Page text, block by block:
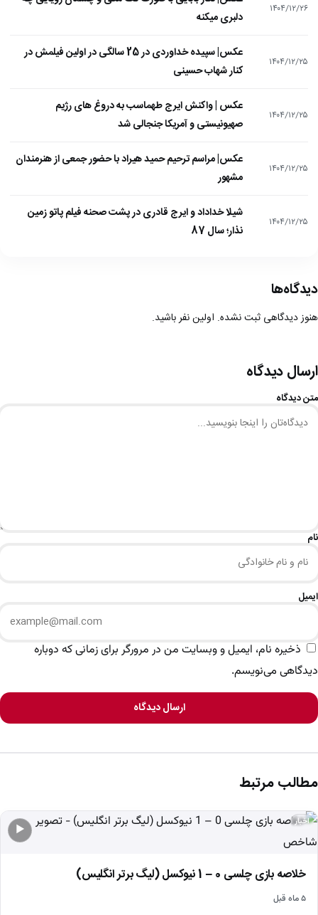
۱۴۰۴/۱۲/۲۶
دلبری میکنه
۱۴۰۴/۱۲/۲۵
عکس| سپیده خداوردی در 25 سالگی در اولین فیلمش در
کنار شهاب حسینی
۱۴۰۴/۱۲/۲۵
عکس | واکنش ایرج طهماسب به دروغ های رژیم
صهیونیستی و آمریکا جنجالی شد
۱۴۰۴/۱۲/۲۵
عکس| مراسم ترحیم حمید هیراد با حضور جمعی از هنرمندان
مشهور
۱۴۰۴/۱۲/۲۵
شیلا خداداد و ایرج قادری در پشت صحنه فیلم پاتو زمین
نذار؛ سال 87
دیدگاه‌ها
هنوز دیدگاهی ثبت نشده. اولین نفر باشید.
ارسال دیدگاه
متن دیدگاه
نام
ایمیل
ذخیره نام، ایمیل و وبسایت من در مرورگر برای زمانی که دوباره
دیدگاهی می‌نویسم.
ارسال دیدگاه
مطالب مرتبط
▶
اخبار
خلاصه بازی چلسی 0 – 1 نیوکسل (لیگ برتر انگلیس)
۵ ماه قبل